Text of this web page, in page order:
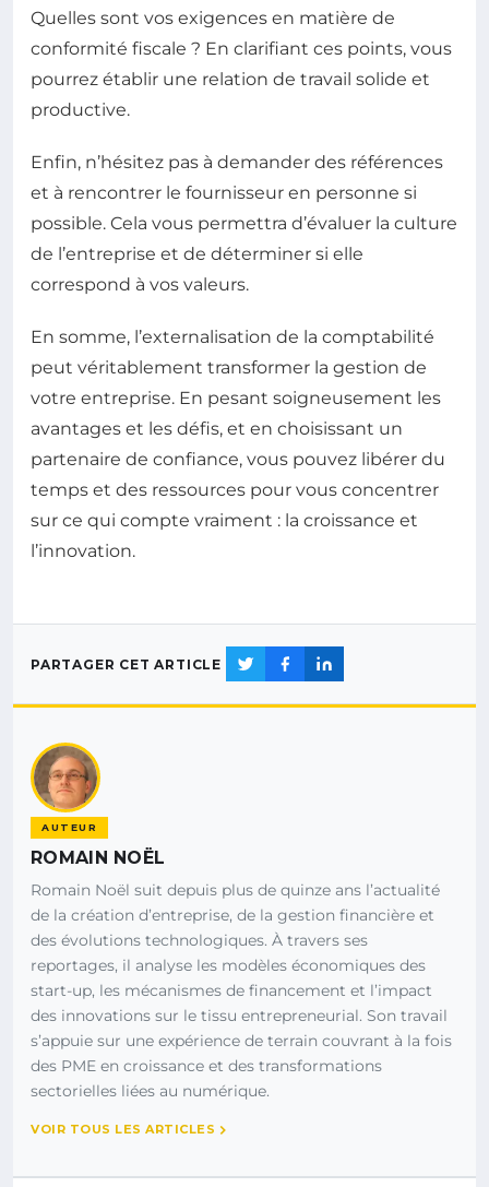
Quelles sont vos exigences en matière de
conformité fiscale ? En clarifiant ces points, vous
pourrez établir une relation de travail solide et
productive.
Enfin, n’hésitez pas à demander des références
et à rencontrer le fournisseur en personne si
possible. Cela vous permettra d’évaluer la culture
de l’entreprise et de déterminer si elle
correspond à vos valeurs.
En somme, l’externalisation de la comptabilité
peut véritablement transformer la gestion de
votre entreprise. En pesant soigneusement les
avantages et les défis, et en choisissant un
partenaire de confiance, vous pouvez libérer du
temps et des ressources pour vous concentrer
sur ce qui compte vraiment : la croissance et
l’innovation.
PARTAGER CET ARTICLE
AUTEUR
ROMAIN NOËL
Romain Noël suit depuis plus de quinze ans l’actualité
de la création d’entreprise, de la gestion financière et
des évolutions technologiques. À travers ses
reportages, il analyse les modèles économiques des
start-up, les mécanismes de financement et l’impact
des innovations sur le tissu entrepreneurial. Son travail
s’appuie sur une expérience de terrain couvrant à la fois
des PME en croissance et des transformations
sectorielles liées au numérique.
VOIR TOUS LES ARTICLES